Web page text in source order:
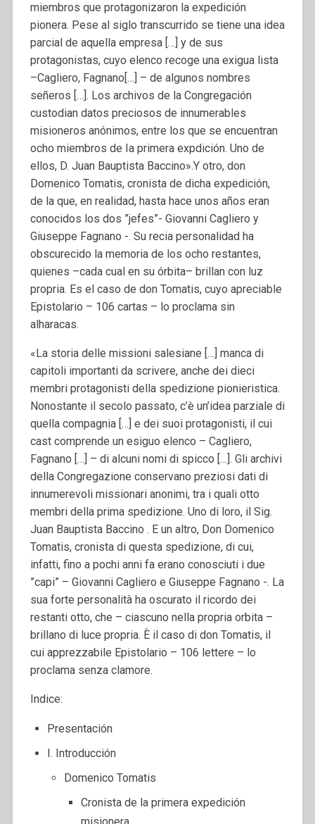
miembros que protagonizaron la expedición
pionera. Pese al siglo transcurrido se tiene una idea
parcial de aquella empresa […] y de sus
protagonistas, cuyo elenco recoge una exigua lista
–Cagliero, Fagnano[…] – de algunos nombres
señeros […]. Los archivos de la Congregación
custodian datos preciosos de innumerables
misioneros anónimos, entre los que se encuentran
ocho miembros de Ia primera expdición. Uno de
ellos, D. Juan Bauptista Baccino».Y otro, don
Domenico Tomatis, cronista de dicha expedición,
de la que, en realidad, hasta hace unos años eran
conocidos los dos ”jefes”- Giovanni Cagliero y
Giuseppe Fagnano -. Su recia personalidad ha
obscurecido la memoria de los ocho restantes,
quienes –cada cual en su órbita– brillan con luz
propria. Es el caso de don Tomatis, cuyo apreciable
Epistolario – 106 cartas – lo proclama sin
alharacas.
«La storia delle missioni salesiane […] manca di
capitoli importanti da scrivere, anche dei dieci
membri protagonisti della spedizione pionieristica.
Nonostante il secolo passato, c’è un’idea parziale di
quella compagnia […] e dei suoi protagonisti, il cui
cast comprende un esiguo elenco – Cagliero,
Fagnano […] – di alcuni nomi di spicco […]. Gli archivi
della Congregazione conservano preziosi dati di
innumerevoli missionari anonimi, tra i quali otto
membri della prima spedizione. Uno di loro, il Sig.
Juan Bauptista Baccino . E un altro, Don Domenico
Tomatis, cronista di questa spedizione, di cui,
infatti, fino a pochi anni fa erano conosciuti i due
”capi” – Giovanni Cagliero e Giuseppe Fagnano -. La
sua forte personalità ha oscurato il ricordo dei
restanti otto, che – ciascuno nella propria orbita –
brillano di luce propria. È il caso di don Tomatis, il
cui apprezzabile Epistolario – 106 lettere – lo
proclama senza clamore.
Indice:
Presentación
I. Introducción
Domenico Tomatis
Cronista de la primera expedición